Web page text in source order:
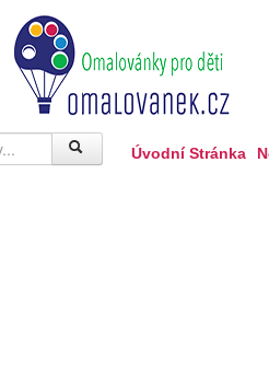
Úvodní Stránka